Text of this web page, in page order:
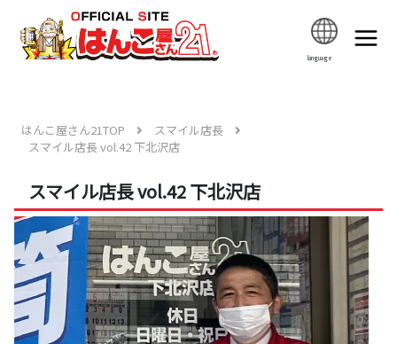
language
はんこ屋さん21TOP
スマイル店長
スマイル店長 vol.42 下北沢店
スマイル店長 vol.42 下北沢店